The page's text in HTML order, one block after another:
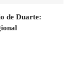
de Duarte: